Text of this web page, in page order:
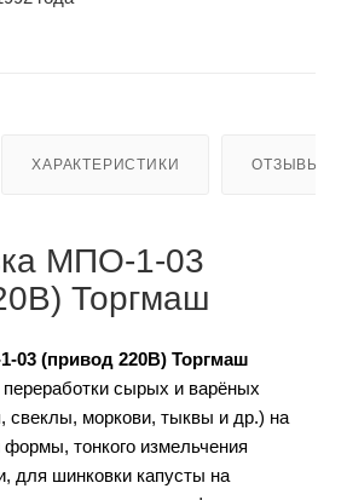
ХАРАКТЕРИСТИКИ ОТЗЫВЫ
МПО-1-03
Торгмаш
03 (привод 220В) Торгмаш
сырых и варёных
свеклы, моркови, тыквы и др.) на
тонкого измельчения
для шинковки капусты на